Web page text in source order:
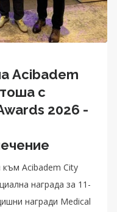
Acibadem
с
2026 -
към Acibadem City
награда за 11-
награди Medical